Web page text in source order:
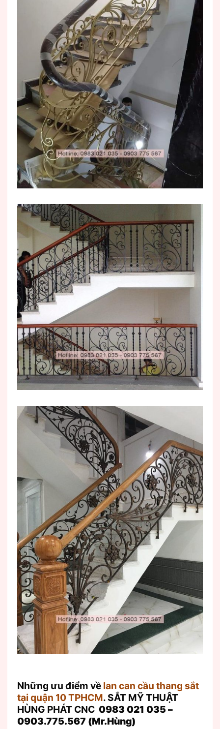
Những ưu điểm về lan can cầu thang sắt
tại quận 10 TPHCM. SẮT MỸ THUẬT
HÙNG PHÁT CNC 0983 021 035 –
0903.775.567 (Mr.Hùng)